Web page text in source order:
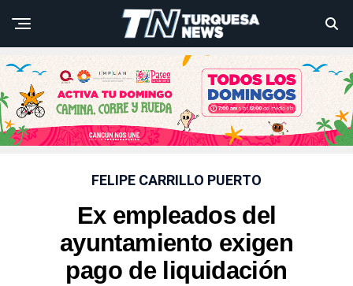
FELIPE CARRILLO PUERTO
Ex empleados del
ayuntamiento exigen
pago de liquidación